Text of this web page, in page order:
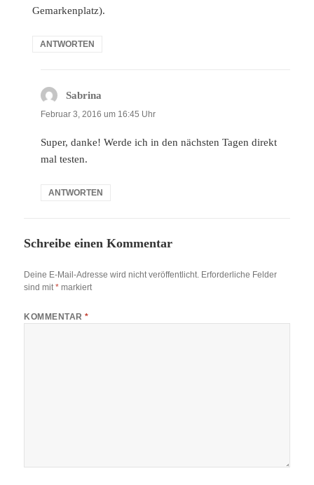
Gemarkenplatz).
ANTWORTEN
Sabrina
Februar 3, 2016 um 16:45 Uhr
Super, danke! Werde ich in den nächsten Tagen direkt
mal testen.
ANTWORTEN
Schreibe einen Kommentar
Deine E-Mail-Adresse wird nicht veröffentlicht. Erforderliche Felder
sind mit* markiert
KOMMENTAR*